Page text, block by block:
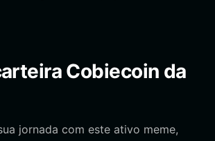
Cobiecoin da
jornada com este ativo meme,